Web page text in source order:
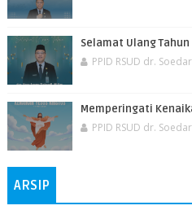
Selamat Ulang Tahun
PPID RSUD dr.
Memperingati
PPID RSUD dr.
ARSIP